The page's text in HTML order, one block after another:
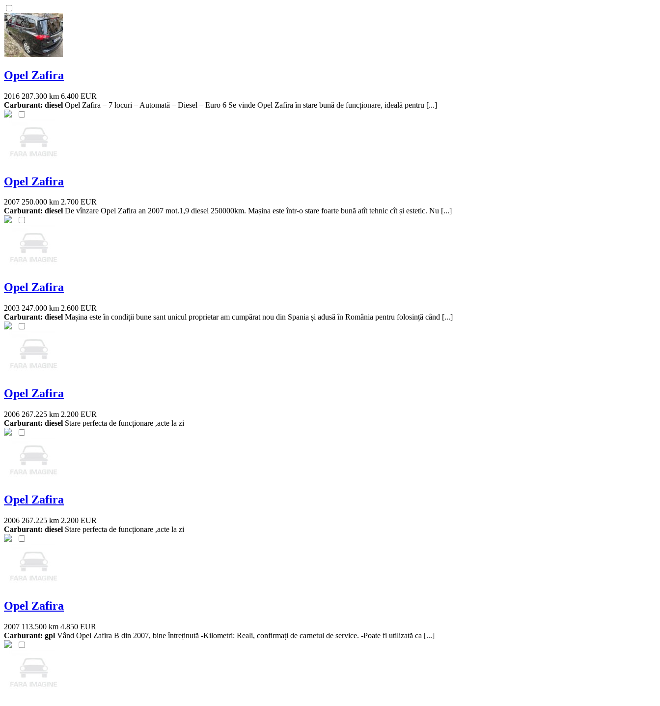
Opel Zafira
2016 287.300 km 6.400 EUR
Carburant: diesel Opel Zafira – 7 locuri – Automată – Diesel – Euro 6 Se vinde Opel Zafira în stare bună de funcționare, ideală pentru [...]
Opel Zafira
2007 250.000 km 2.700 EUR
Carburant: diesel De vînzare Opel Zafira an 2007 mot.1,9 diesel 250000km. Mașina este într-o stare foarte bună atît tehnic cît și estetic. Nu [...]
Opel Zafira
2003 247.000 km 2.600 EUR
Carburant: diesel Mașina este în condiții bune sant unicul proprietar am cumpărat nou din Spania și adusă în România pentru folosință când [...]
Opel Zafira
2006 267.225 km 2.200 EUR
Carburant: diesel Stare perfecta de funcționare ,acte la zi
Opel Zafira
2006 267.225 km 2.200 EUR
Carburant: diesel Stare perfecta de funcționare ,acte la zi
Opel Zafira
2007 113.500 km 4.850 EUR
Carburant: gpl Vând Opel Zafira B din 2007, bine întreținută -Kilometri: Reali, confirmați de carnetul de service. -Poate fi utilizată ca [...]